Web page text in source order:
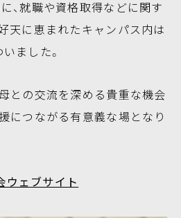
、就職や資格取得などに関す
天に恵まれたキャンパス内は
ました。
との交流を深める貴重な機会
につながる有意義な場となり
ウェブサイト